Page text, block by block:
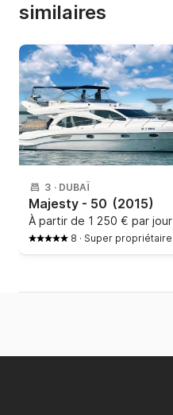
similaires
3 · DUBAÏ
Majesty - 50 (2015)
À partir de 1 250 € par jour
8 · Super propriétaire